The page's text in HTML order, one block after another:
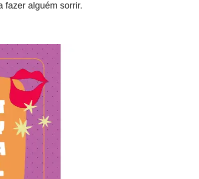
fazer alguém sorrir.